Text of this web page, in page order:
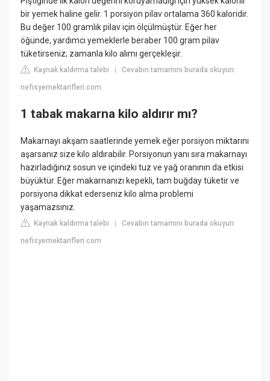
bir yemek haline gelir. 1 porsiyon pilav ortalama 360 kaloridir.
Bu değer 100 gramlık pilav için ölçülmüştür. Eğer her
öğünde, yardımcı yemeklerle beraber 100 gram pilav
tüketirseniz; zamanla kilo alımı gerçekleşir.
Kaynak kaldırma talebi |Cevabın tamamını burada okuyun:
nefisyemektarifleri.com
1 tabak makarna kilo aldırır mı?
Makarnayı akşam saatlerinde yemek eğer porsiyon miktarını
aşarsanız size kilo aldırabilir. Porsiyonun yanı sıra makarnayı
hazırladığınız sosun ve içindeki tuz ve yağ oranının da etkisi
büyüktür. Eğer makarnanızı kepekli, tam buğday tüketir ve
porsiyona dikkat ederseniz kilo alma problemi
yaşamazsınız.
Kaynak kaldırma talebi |Cevabın tamamını burada okuyun:
nefisyemektarifleri.com